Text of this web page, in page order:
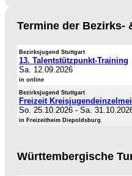
Termine der Bezirks-
Bezirksjugend Stuttgart
13. Talentstützpunkt-Training
Sa. 12.09.2026
in online
Bezirksjugend Stuttgart
Freizeit
So. 25.10.2026 - Sa.
in Freizeitheim Diepoldsburg
Württembergische